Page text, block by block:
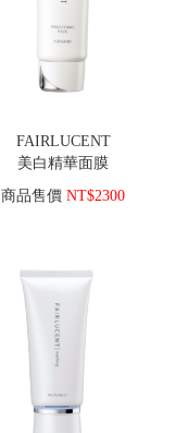
FAIRLUCENT
美白精華面膜
商品售價 NT$2300